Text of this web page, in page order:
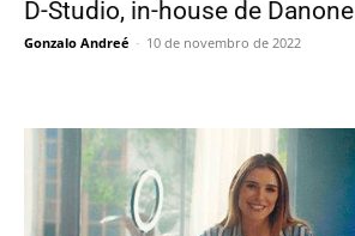
D-Studio, in-house de Danone
Gonzalo Andreé - 10 de novembro de 2022